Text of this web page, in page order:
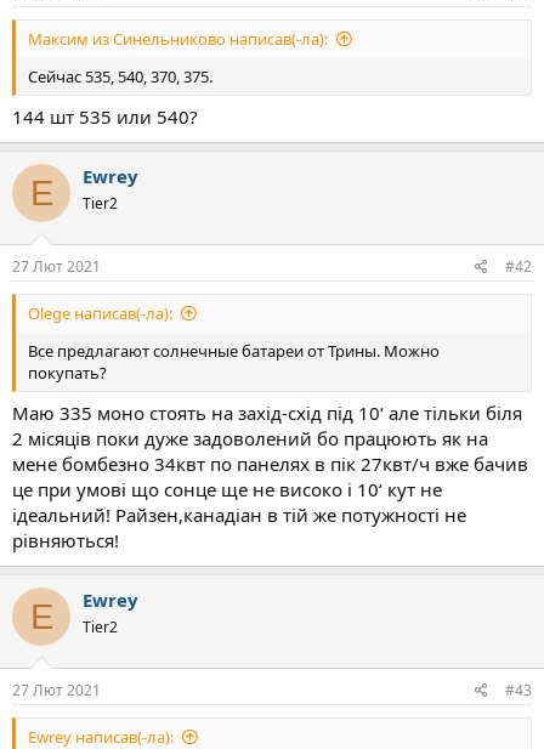
у
Максим из Синельниково написав(-ла):
Сейчас 535, 540, 370, 375.
144 шт 535 или 540?
E Ewrey
Tier2
27 Лют 2021 #42
Olege написав(-ла):
Все предлагают солнечные батареи от Трины. Можно
покупать?
Маю 335 моно стоять на захід-схід під 10‘ але тільки біля
2 місяців поки дуже задоволений бо працюють як на
мене бомбезно 34квт по панелях в пік 27квт/ч вже бачив
це при умові що сонце ще не високо і 10‘ кут не
ідеальний! Райзен,канадіан в тій же потужності не
рівняються!
E Ewrey
Tier2
27 Лют 2021 #43
Ewrey написав(-ла):